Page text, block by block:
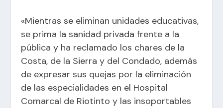
«Mientras se eliminan unidades educativas,
se prima la sanidad privada frente a la
pública y ha reclamado los chares de la
Costa, de la Sierra y del Condado, además
de expresar sus quejas por la eliminación
de las especialidades en el Hospital
Comarcal de Riotinto y las insoportables